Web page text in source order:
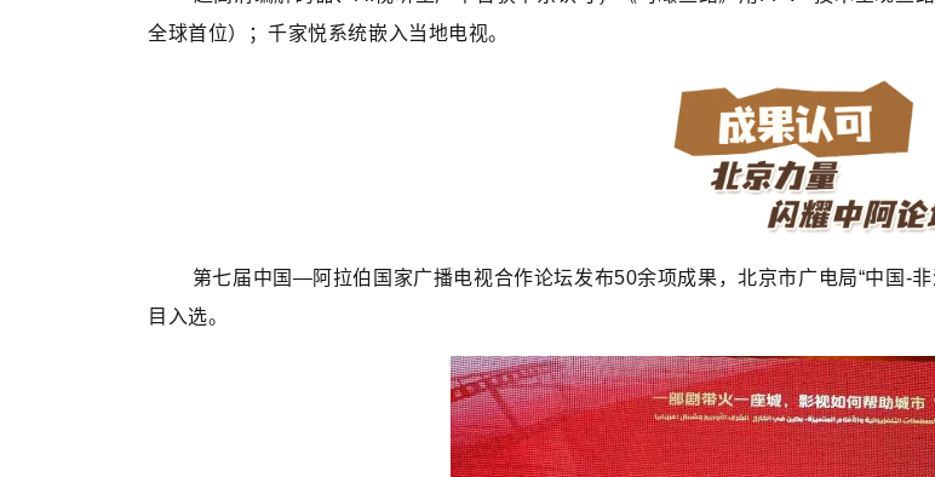
全球首位）；千家悦系统嵌入当地电视。
第七届中国—阿拉伯国家广播电视合作论坛发布50余项成果，北京市广电局“中国-非
目入选。